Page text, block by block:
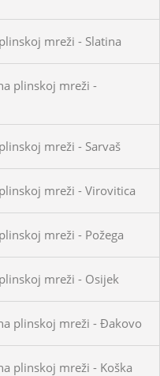
mreži - Slatina
plinskoj mreži -
mreži - Sarvaš
mreži - Virovitica
mreži - Požega
mreži - Osijek
plinskoj mreži - Đakovo
plinskoj mreži - Koška